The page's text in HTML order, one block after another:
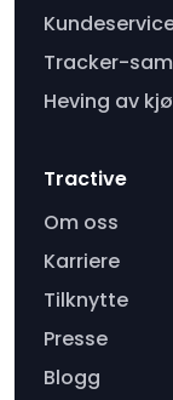
Tracker-
Heving av
Tractive
Om oss
Karriere
Tilknytte
Presse
Blogg